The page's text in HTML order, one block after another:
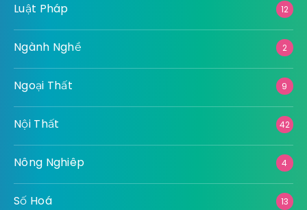
Luật Pháp 12
Ngành Nghề 2
Ngoại Thất 9
Nội Thất 42
Nông Nghiêp 4
Số Hoá 13